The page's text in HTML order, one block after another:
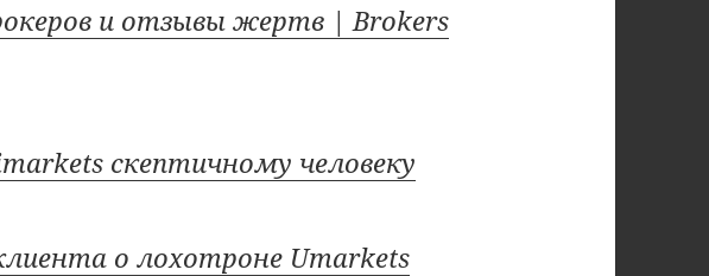
и отзывы жертв | Brokers
скептичному человеку
о лохотроне Umarkets